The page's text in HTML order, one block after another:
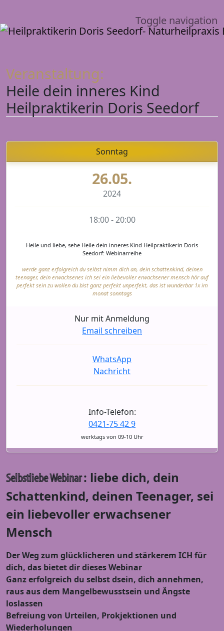
Toggle navigation
Veranstaltung:
Heile dein inneres Kind
Heilpraktikerin Doris Seedorf
Sonntag
26.05.
2024
18:00 - 20:00
Heile und liebe, sehe Heile dein inneres Kind Heilpraktikerin Doris
Seedorf: Webinarreihe
werde ganz erfolgreich du selbst nimm dich an, dein schattenkind, deinen
teenager, dein erwachsenes ich sei ein liebevoller erwachsener mensch hör auf
perfekt sein zu wollen du bist ganz perfekt unperfekt, das ist wunderbar 1x im
monat sonntags
Nur mit Anmeldung
Email schreiben
WhatsApp
Nachricht
Info-Telefon:
0421-75 42 9
werktags von 09-10 Uhr
Selbstliebe Webinar: liebe dich, dein
Schattenkind, deinen Teenager, sei
ein liebevoller erwachsener
Mensch
Der Weg zum glücklicheren und stärkerem ICH für
dich, das bietet dir dieses Webinar
Ganz erfolgreich du selbst dsein, dich annehmen,
raus aus dem Mangelbewusstsein und Ängste
loslassen
Befreiung von Urteilen, Prokjektionen und
Wiederholungen